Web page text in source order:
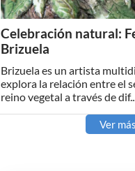
Celebración natural:
Brizuela
Brizuela es un artista
explora la relación entre el
reino vegetal a través de dif...
Ver más